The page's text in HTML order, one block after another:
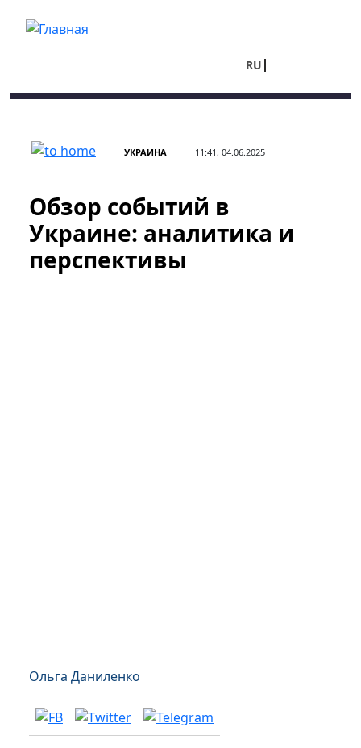
RU
УКРАИНА 11:41, 04.06.2025
Обзор событий в
Украине: аналитика и
перспективы
Ольга Даниленко